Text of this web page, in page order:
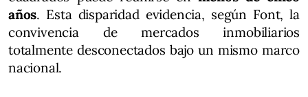
años. Esta disparidad evidencia, según Font, la
convivencia de mercados inmobiliarios
totalmente desconectados bajo un mismo marco
nacional.